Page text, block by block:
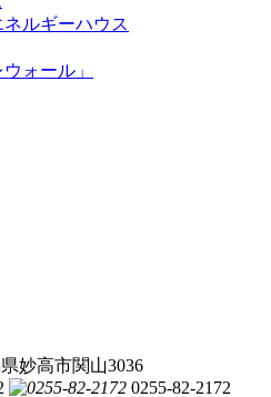
妙高市関山3036
0255-82-2172